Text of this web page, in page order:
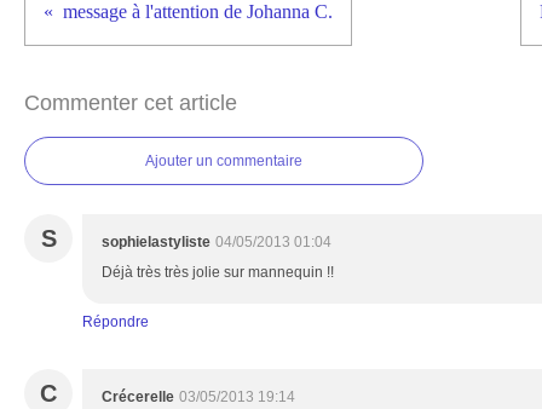
message à l'attention de Johanna C.
Commenter cet article
Ajouter un commentaire
S sophielastyliste 04/05/2013 01:04
Déjà très très jolie sur mannequin !!
Répondre
C Crécerelle 03/05/2013 19:14